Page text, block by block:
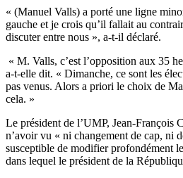
« (Manuel Valls) a porté une ligne
gauche et je crois qu’il fallait au
discuter entre nous », a-t-il déclaré.
« M. Valls, c’est l’opposition aux 35
a-t-elle dit. « Dimanche, ce sont les
pas venus. Alors a priori le choix de
cela. »
Le président de l’UMP, Jean-François
n’avoir vu « ni changement de cap, ni
susceptible de modifier profondément
dans lequel le président de la